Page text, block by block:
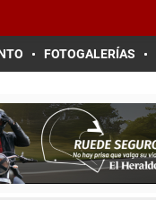
FOTOGALERÍAS